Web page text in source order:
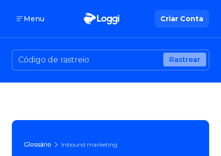
Menu Criar Conta
Rastrear
Glossário Inbound marketing